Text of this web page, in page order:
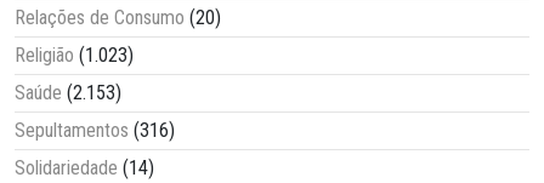
Relações de Consumo (20)
Religião (1.023)
Saúde (2.153)
Sepultamentos (316)
Solidariedade (14)